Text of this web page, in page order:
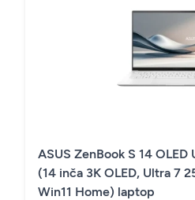
ASUS ZenBook S 14
(14 inča 3K OLED, Ultra 7
Win11 Home) laptop